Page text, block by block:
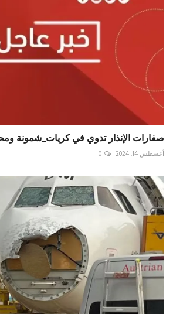
صفارات الإنذار تدوي في ‎كريات_شمونة ومحيطها بـ ‎الجليل_...
أغسطس 14, 2024 0